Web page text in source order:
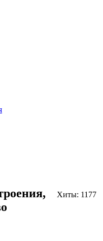
Хиты: 1177